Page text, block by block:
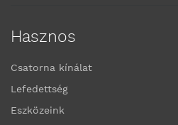
Hasznos
Csatorna kínálat
Lefedettség
Eszközeink